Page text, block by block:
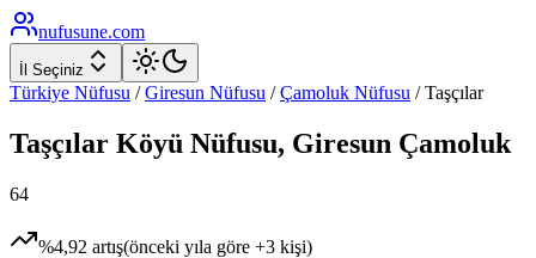
nufusune.com
İl Seçiniz
Türkiye Nüfusu / Giresun Nüfusu / Çamoluk Nüfusu /Taşçılar
Taşçılar Köyü Nüfusu, Giresun Çamoluk
64
%4,92 artış(önceki yıla göre +3 kişi)